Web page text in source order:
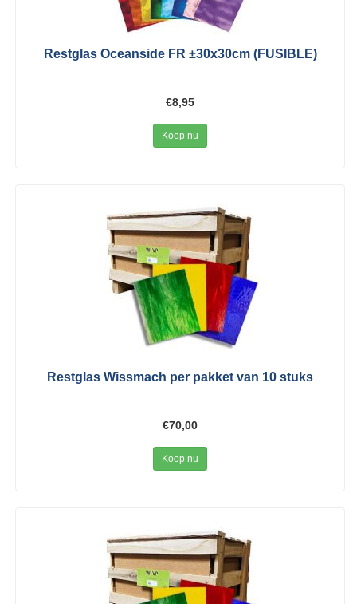
Restglas Oceanside FR ±30x30cm (FUSIBLE)
€8,95
Koop nu
Restglas Wissmach per pakket van 10 stuks
€70,00
Koop nu